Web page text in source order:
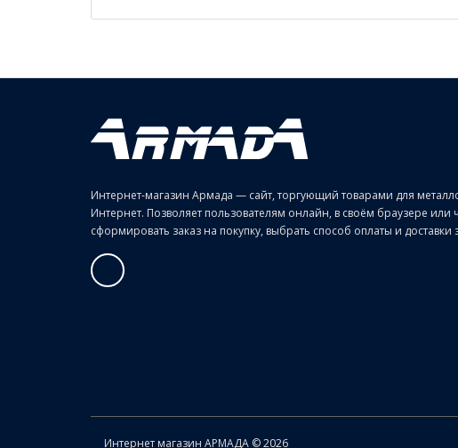
Интернет-магазин Армада — сайт, торгующий товарами для
Интернет. Позволяет пользователям онлайн, в своём браузере
сформировать заказ на покупку, выбрать способ оплаты и доставки
Интернет магазин АРМАДА © 2026